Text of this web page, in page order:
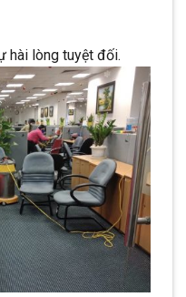
hài lòng tuyệt đối.